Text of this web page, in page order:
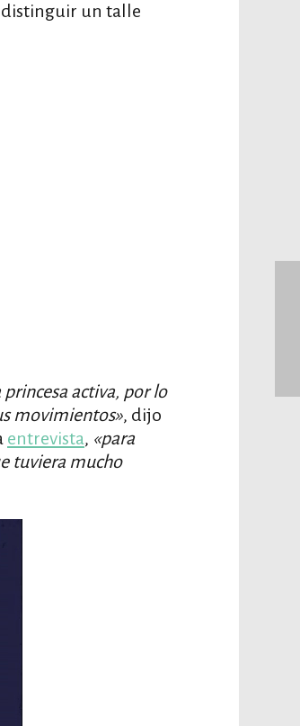
distinguir un talle
activa, por lo
movimientos», dijo
entrevista, «para
tuviera mucho